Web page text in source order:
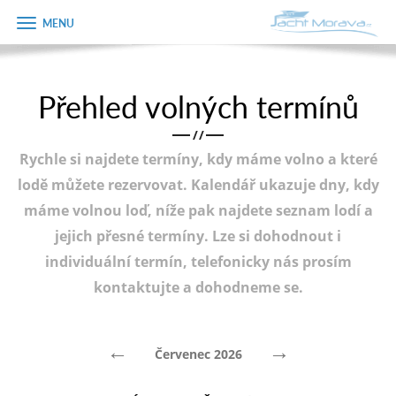
Úvodní strana
Plán plavby
Tipy na výlet
Fotogalerie
Zobrazit
menu
Přehled volných termínů
/ /
Rychle si najdete termíny, kdy máme volno a které
lodě můžete rezervovat. Kalendář ukazuje dny, kdy
máme volnou loď, níže pak najdete seznam lodí a
jejich přesné termíny. Lze si dohodnout i
individuální termín, telefonicky nás prosím
kontaktujte a dohodneme se.
← Červenec 2026 →
Objednávka
dárkového
Jméno
Telefon
E-mail